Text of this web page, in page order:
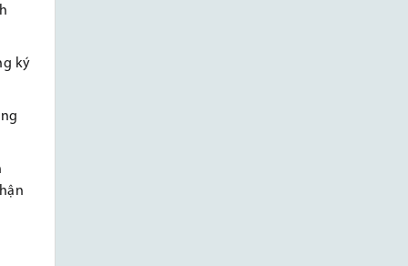
ký